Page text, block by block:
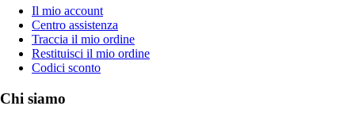
Il mio account
Centro assistenza
Traccia il mio ordine
Restituisci il mio ordine
Codici sconto
Chi siamo